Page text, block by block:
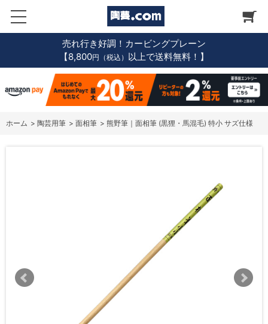
売れ行き好調！カービングプレーン
【8,800円（税込） 以上で送料無料！】
ホーム > 陶芸用筆 > 面相筆 > 熊野筆｜面相筆 (黒狸・馬混毛) 特小 サズ仕様